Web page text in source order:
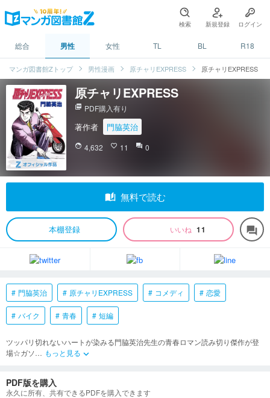
検索 新規登録 ログイン
総合 男性 女性 TL BL R18
マンガ図書館Zトップ 男性漫画 原チャリEXPRESS 原チャリEXPRESS
原チャリEXPRESS
picture_as_pdf PDF購入有り
著作者 門脇英治
face 4,632 favorite_border 11 question_answer 0
auto_stories 無料で読む
本棚登録 いいね 11 forum
門脇英治 原チャリEXPRESS コメディ 恋愛
バイク 青春 短編
ツッパリ切れないハートが染みる門脇英治先生の青春ロマン読み切り傑作が登
場☆ガソ… もっと見る keyboard_arrow_down
PDF版を購入
永久に所有、共有できるPDFを購入できます